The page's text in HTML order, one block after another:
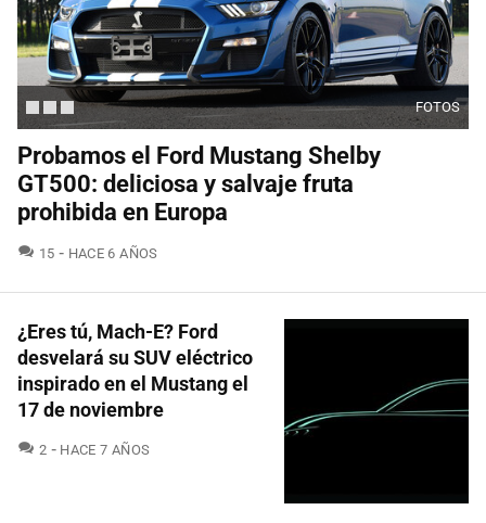
FOTOS
Probamos el Ford Mustang Shelby
GT500: deliciosa y salvaje fruta
prohibida en Europa
15 COMENTARIOS
HACE 6 AÑOS
¿Eres tú, Mach-E? Ford
desvelará su SUV eléctrico
inspirado en el Mustang el
17 de noviembre
2 COMENTARIOS
HACE 7 AÑOS